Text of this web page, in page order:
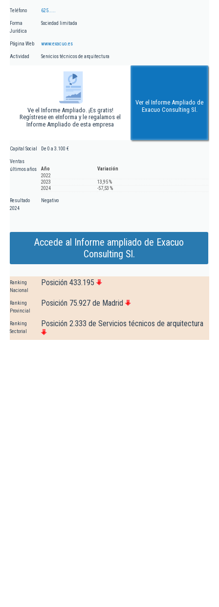
Teléfono 625.....
Forma
Jurídica
Sociedad limitada
Página Web www.exacuo.es
Actividad Servicios técnicos de arquitectura
Ve el Informe Ampliado. ¡Es gratis!
Regístrese en eInforma y le regalamos el
Informe Ampliado de esta empresa
Ver el Informe Ampliado de
Exacuo Consulting Sl.
Capital Social De 0 a 3.100 €
Ventas
últimos años
Año
Variación
2022
2023
13,95 %
2024
-57,53 %
Resultado
2024
Negativo
Accede al Informe ampliado de Exacuo
Consulting Sl.
Ranking
Nacional
Posición 433.195
Ranking
Provincial
Posición 75.927 de Madrid
Ranking
Sectorial
Posición 2.333 de Servicios técnicos de arquitectura